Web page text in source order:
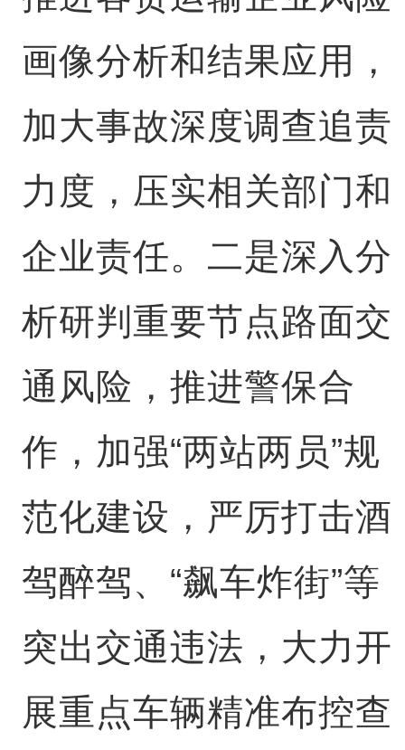
画像分析和结果应用，
加大事故深度调查追责
力度，压实相关部门和
企业责任。二是深入分
析研判重要节点路面交
通风险，推进警保合
作，加强“两站两员”规
范化建设，严厉打击酒
驾醉驾、“飙车炸街”等
突出交通违法，大力开
展重点车辆精准布控查